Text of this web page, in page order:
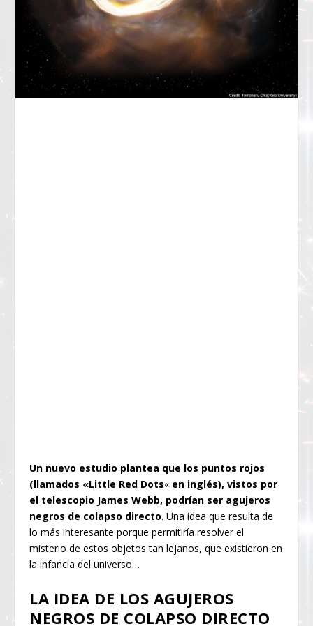
Un nuevo estudio plantea que los puntos rojos
(llamados «Little Red Dots« en inglés), vistos por
el telescopio James Webb, podrían ser agujeros
negros de colapso directo. Una idea que resulta de
lo más interesante porque permitiría resolver el
misterio de estos objetos tan lejanos, que existieron en
la infancia del universo…
LA IDEA DE LOS AGUJEROS
NEGROS DE COLAPSO DIRECTO